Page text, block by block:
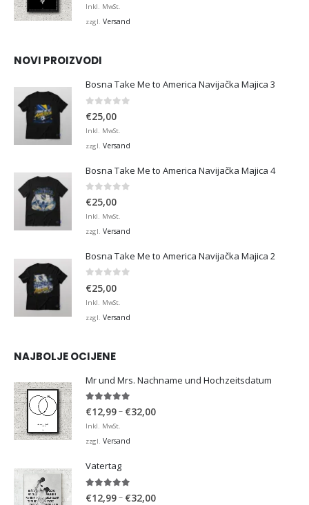
Inkl. MwSt.
zzgl. Versand
NOVI PROIZVODI
Bosna Take Me to America Navijačka Majica 3
€25,00
Inkl. MwSt.
zzgl. Versand
Bosna Take Me to America Navijačka Majica 4
0 von 5
€25,00
Inkl. MwSt.
zzgl. Versand
Bosna Take Me to America Navijačka Majica 2
€25,00
Inkl. MwSt.
zzgl. Versand
NAJBOLJE OCIJENE
Mr und Mrs. Nachname und Hochzeitsdatum
5.00von 5
€12,99– €32,00Preisspanne:
Inkl. MwSt.
zzgl. Versand
Vatertag
€12,99– €32,00Preisspanne: